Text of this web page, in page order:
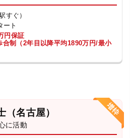
すぐ）
ート
円保証
合制（2年目以降平均1890万円/最小
（名古屋）
に活動